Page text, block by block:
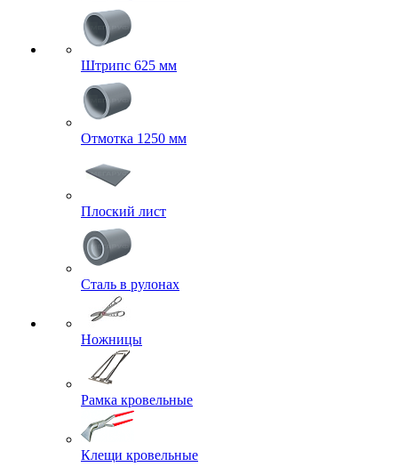
Штрипс 625 мм
Отмотка 1250 мм
Плоский лист
Сталь в рулонах
Ножницы
Рамка кровельные
Клещи кровельные